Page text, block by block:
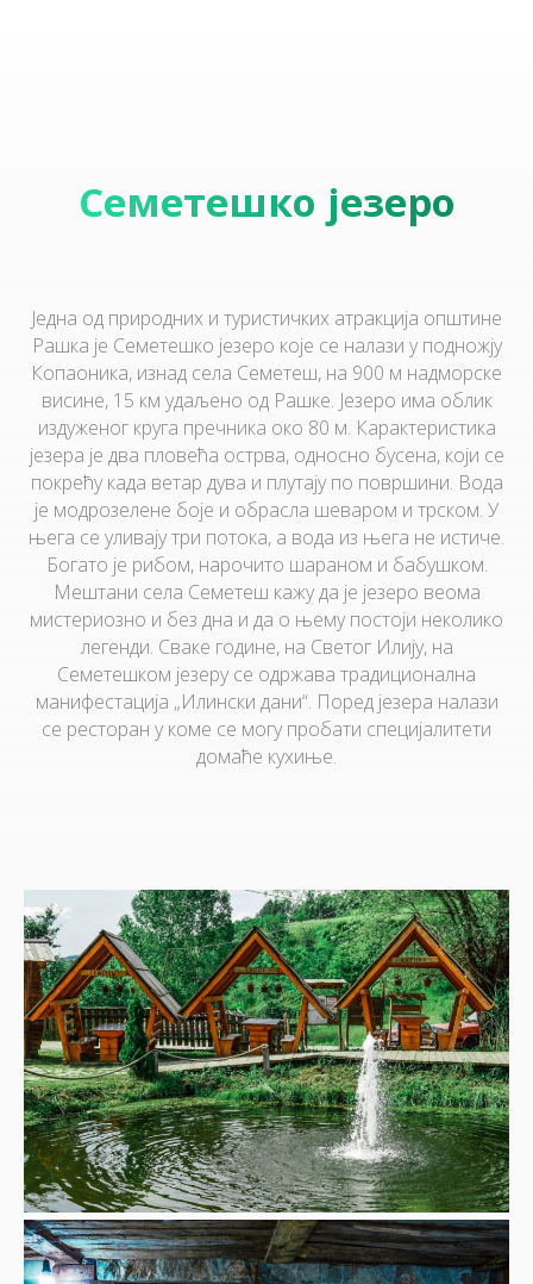
Семетешко језеро
Једна од природних и туристичких атракција општине
Рашка је Семетешко језеро које се налази у подножју
Копаоника, изнад села Семетеш, на 900 м надморске
висине, 15 км удаљено од Рашке. Језеро има облик
издуженог круга пречника око 80 м. Карактеристика
језера је два пловећа острва, односно бусена, који се
покрећу када ветар дува и плутају по површини. Вода
је модрозелене боје и обрасла шеваром и трском. У
њега се уливају три потока, а вода из њега не истиче.
Богато је рибом, нарочито шараном и бабушком.
Мештани села Семетеш кажу да је језеро веома
мистериозно и без дна и да о њему постоји неколико
легенди. Сваке године, на Светог Илију, на
Семетешком језеру се одржава традиционална
манифестација „Илински дани“. Поред језера налази
се ресторан у коме се могу пробати специјалитети
домаће кухиње.